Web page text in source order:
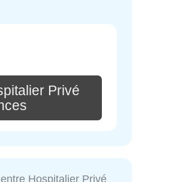
Privé
Hospitalier Privé